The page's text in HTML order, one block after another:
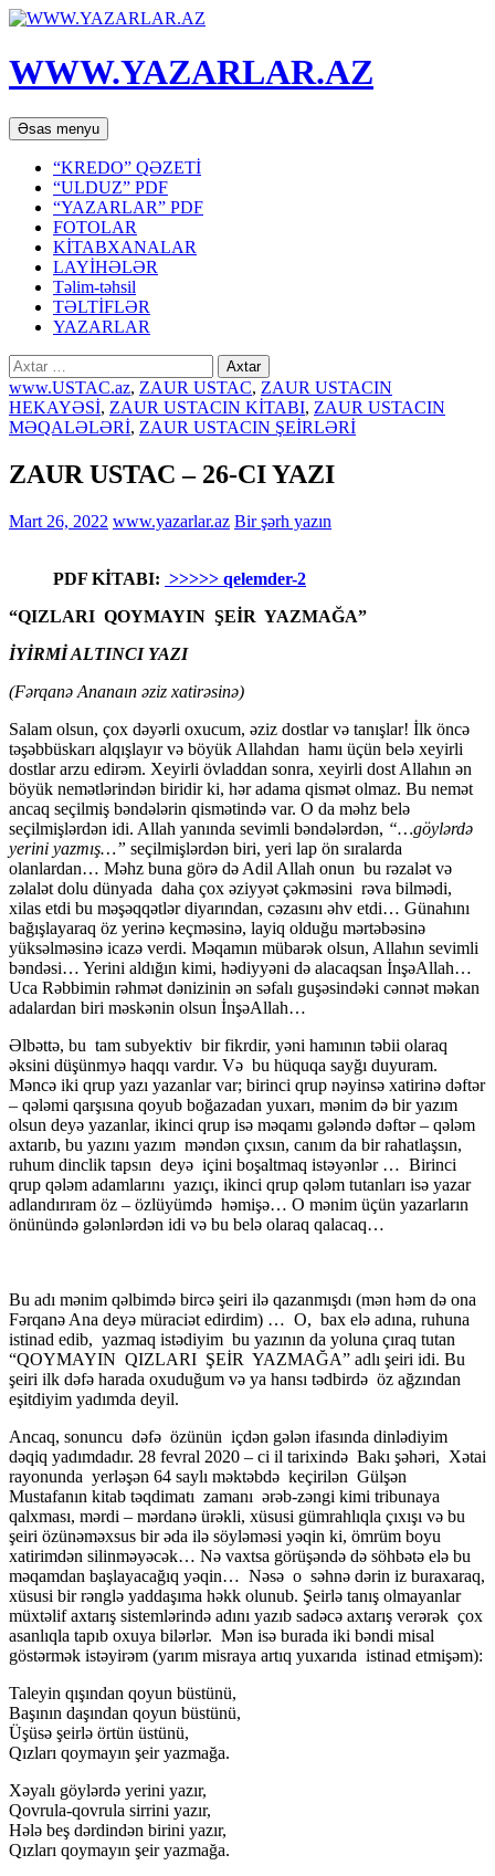
WWW.YAZARLAR.AZ
Axtar
Əsas menyu Mühtəviyyata
keç
“KREDO” QƏZETİ
“ULDUZ” PDF
“YAZARLAR” PDF
FOTOLAR
KİTABXANALAR
LAYİHƏLƏR
Təlim-təhsil
TƏLTİFLƏR
YAZARLAR
Axtarış:
www.USTAC.az, ZAUR USTAC, ZAUR USTACIN
HEKAYƏSİ, ZAUR USTACIN KİTABI, ZAUR USTACIN
MƏQALƏLƏRİ, ZAUR USTACIN ŞEİRLƏRİ
ZAUR USTAC – 26-CI YAZI
Mart 26, 2022 www.yazarlar.az Bir şərh yazın
PDF KİTABI: >>>>> qelemder-2
“QIZLARI QOYMAYIN ŞEİR YAZMAĞA”
İYİRMİ ALTINCI YAZI
(Fərqanə Ananaın əziz xatirəsinə)
Salam olsun, çox dəyərli oxucum, əziz dostlar və tanışlar! İlk öncə
təşəbbüskarı alqışlayır və böyük Allahdan hamı üçün belə xeyirli
dostlar arzu edirəm. Xeyirli övladdan sonra, xeyirli dost Allahın ən
böyük nemətlərindən biridir ki, hər adama qismət olmaz. Bu nemət
ancaq seçilmiş bəndələrin qismətində var. O da məhz belə
seçilmişlərdən idi. Allah yanında sevimli bəndələrdən, “…göylərdə
yerini yazmış…” seçilmişlərdən biri, yeri lap ön sıralarda
olanlardan… Məhz buna görə də Adil Allah onun bu rəzalət və
zəlalət dolu dünyada daha çox əziyyət çəkməsini rəva bilmədi,
xilas etdi bu məşəqqətlər diyarından, cəzasını əhv etdi… Günahını
bağışlayaraq öz yerinə keçməsinə, layiq olduğu mərtəbəsinə
yüksəlməsinə icazə verdi. Məqamın mübarək olsun, Allahın sevimli
bəndəsi… Yerini aldığın kimi, hədiyyəni də alacaqsan İnşəAllah…
Uca Rəbbimin rəhmət dənizinin ən səfalı guşəsindəki cənnət məkan
adalardan biri məskənin olsun İnşəAllah…
Əlbəttə, bu tam subyektiv bir fikrdir, yəni hamının təbii olaraq
əksini düşünmyə haqqı vardır. Və bu hüquqa sayğı duyuram.
Məncə iki qrup yazı yazanlar var; birinci qrup nəyinsə xatirinə dəftər
– qələmi qarşısına qoyub boğazadan yuxarı, mənim də bir yazım
olsun deyə yazanlar, ikinci qrup isə məqamı gələndə dəftər – qələm
axtarıb, bu yazını yazım məndən çıxsın, canım da bir rahatlaşsın,
ruhum dinclik tapsın deyə içini boşaltmaq istəyənlər … Birinci
qrup qələm adamlarını yazıçı, ikinci qrup qələm tutanları isə yazar
adlandırıram öz – özlüyümdə həmişə… O mənim üçün yazarların
önünündə gələnlərdən idi və bu belə olaraq qalacaq…
Bu adı mənim qəlbimdə bircə şeiri ilə qazanmışdı (mən həm də ona
Fərqanə Ana deyə müraciət edirdim) … O, bax elə adına, ruhuna
istinad edib, yazmaq istədiyim bu yazının da yoluna çıraq tutan
“QOYMAYIN QIZLARI ŞEİR YAZMAĞA” adlı şeiri idi. Bu
şeiri ilk dəfə harada oxuduğum və ya hansı tədbirdə öz ağzından
eşitdiyim yadımda deyil.
Ancaq, sonuncu dəfə özünün içdən gələn ifasında dinlədiyim
dəqiq yadımdadır. 28 fevral 2020 – ci il tarixində Bakı şəhəri, Xətai
rayonunda yerləşən 64 saylı məktəbdə keçirilən Gülşən
Mustafanın kitab təqdimatı zamanı ərəb-zəngi kimi tribunaya
qalxması, mərdi – mərdanə ürəkli, xüsusi gümrahlıqla çıxışı və bu
şeiri özünəməxsus bir əda ilə söyləməsi yəqin ki, ömrüm boyu
xatirimdən silinməyəcək… Nə vaxtsa görüşəndə də söhbətə elə bu
məqamdan başlayacağıq yəqin… Nəsə o səhnə dərin iz buraxaraq,
xüsusi bir rənglə yaddaşıma həkk olunub. Şeirlə tanış olmayanlar
müxtəlif axtarış sistemlərində adını yazıb sadəcə axtarış verərək çox
asanlıqla tapıb oxuya bilərlər. Mən isə burada iki bəndi misal
göstərmək istəyirəm (yarım misraya artıq yuxarıda istinad etmişəm):
Taleyin qışından qoyun büstünü,
Başının daşından qoyun büstünü,
Üşüsə şeirlə örtün üstünü,
Qızları qoymayın şeir yazmağa.
Xəyalı göylərdə yerini yazır,
Qovrula-qovrula sirrini yazır,
Hələ beş dərdindən birini yazır,
Qızları qoymayın şeir yazmağa.